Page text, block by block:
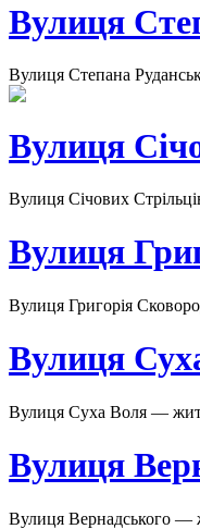
Вулиця
Вулиця Степана
Вулиця
Вулиця Січових
Вулиця
Вулиця Григорія
Вулиця
Вулиця Суха Воля —
Вулиця
Вулиця Вернадського —